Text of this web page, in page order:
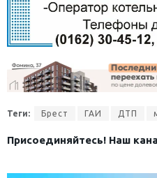
Теги: Брест ГАИ ДТП
Присоединяйтесь! Наш